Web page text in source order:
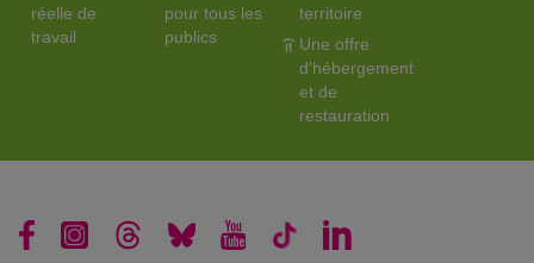
réelle de
travail
pour tous les
publics
territoire
Une offre
d'hébergement
et de
restauration